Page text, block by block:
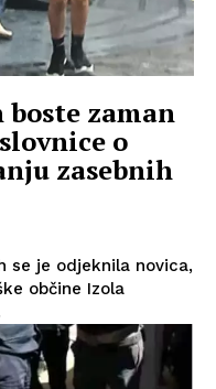
zaman
o
zasebnih
se je odjeknila novica,
občine Izola